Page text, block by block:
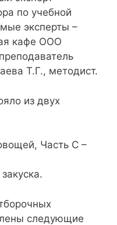
по учебной
эксперты –
кафе ООО
Т.Г., методист.
из двух
Часть С –
следующие